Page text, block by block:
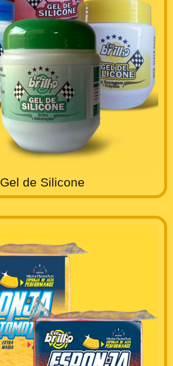
Gel de Silicone